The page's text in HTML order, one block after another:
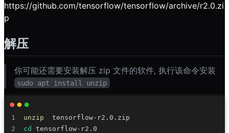
https://github.com/tensorflow/tensorflow/archive/r2.0.zi
p
解压
你可能还需要安装解压 zip 文件的软件, 执行该命令安装
sudo apt install unzip
unzip
cd